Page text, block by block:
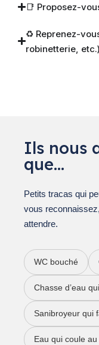
📑 Proposez-
♻️ Reprenez-
robinetterie,
Ils nous
que…
Petits tracas qui
vous
attendre.
WC bouché
Chasse d’eau
Sanibroyeur qui
Eau qui coule